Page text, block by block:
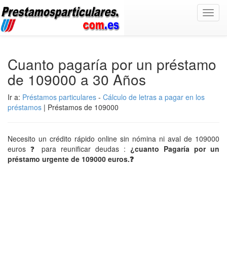
Cuanto pagaría por un préstamo
de 109000 a 30 Años
Ir a: Préstamos particulares - Cálculo de letras a pagar en los
préstamos | Préstamos de 109000
Necesito un crédito rápido online sin nómina ni aval de 109000
euros ❓ para reunificar deudas : ¿cuanto Pagaría por un
préstamo urgente de 109000 euros.❓